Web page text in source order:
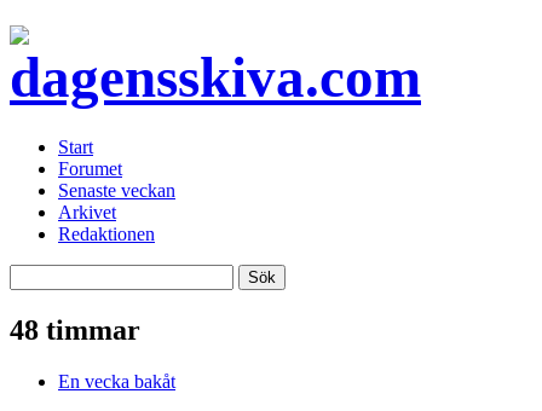
Start
Forumet
Senaste veckan
Arkivet
Redaktionen
48 timmar
En vecka bakåt